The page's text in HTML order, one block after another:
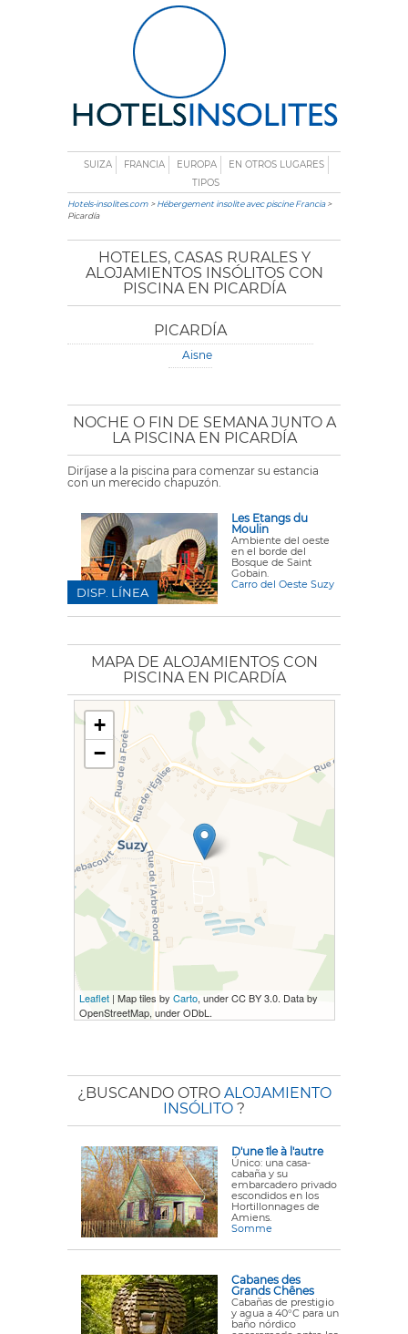
SUIZA FRANCIA EUROPA
EN OTROS LUGARES
TIPOS
Hotels-insolites.com >Hébergement insolite avec piscine Francia>
Picardía
HOTELES, CASAS RURALES Y
ALOJAMIENTOS INSÓLITOS CON
PISCINA EN PICARDÍA
PICARDÍA
Aisne
NOCHE O FIN DE SEMANA JUNTO A
LA PISCINA EN PICARDÍA
Diríjase a la piscina para comenzar su estancia
con un merecido chapuzón.
Les Etangs du
Moulin
Ambiente del oeste
en el borde del
Bosque de Saint
Gobain.
Carro del Oeste Suzy
DISP. LÍNEA
MAPA DE ALOJAMIENTOS CON
PISCINA EN PICARDÍA
+
−
Leaflet| Map tiles by Carto, under CC BY 3.0. Data by
OpenStreetMap, under ODbL.
¿BUSCANDO OTRO ALOJAMIENTO
INSÓLITO ?
D'une île à l'autre
Único: una casa-
cabaña y su
embarcadero privado
escondidos en los
Hortillonnages de
Amiens.
Somme
Cabanes des
Grands Chênes
Cabañas de prestigio
y agua a 40°C para un
baño nórdico